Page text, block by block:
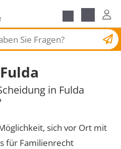
Scheidungsantrag
in Fulda
sich vor Ort mit
für Familienrecht